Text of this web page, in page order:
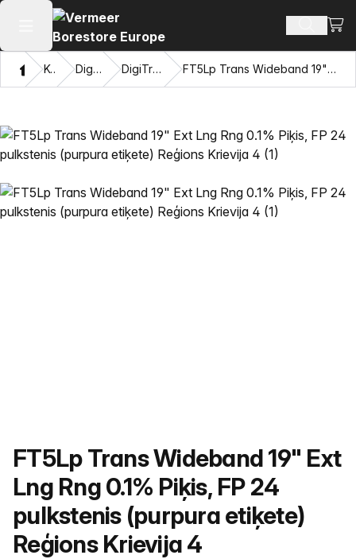
Atvērt galveno izvēlni Meklēt
Mājas
Katalogu DigiTrak® raidītāji DigiTrak Falcon F5® raidītāji FT5Lp Trans Wideband 19" Ext Lng Rng 0.1% Piķis, FP 24 pulkstenis (purpura etiķete) Reģions Krievija 4
Produkta nosaukums
FT5Lp Trans Wideband 19" Ext
Lng Rng 0.1% Piķis, FP 24
pulkstenis (purpura etiķete)
Reģions Krievija 4